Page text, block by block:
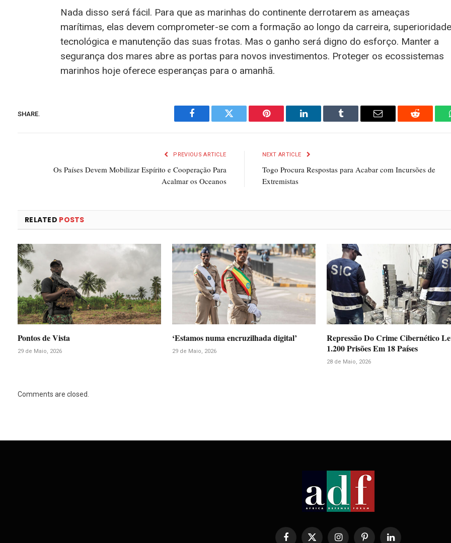
Nada disso será fácil. Para que as marinhas do continente derrotarem as ameaças
marítimas, elas devem comprometer-se com a formação ao longo da carreira, superioridade
tecnológica e manutenção das suas frotas. Mas o ganho será digno do esforço. Manter a
segurança dos mares abre as portas para novos investimentos. Proteger os ecossistemas
marinhos hoje oferece esperanças para o amanhã.
SHARE.
Facebook Twitter Pinterest LinkedIn Tumblr Email Reddit
PREVIOUS ARTICLE
Os Países Devem Mobilizar Espírito e Cooperação Para
Acalmar os Oceanos
NEXT ARTICLE
Togo Procura Respostas para Acabar com Incursões de
Extremistas
RELATED POSTS
Pontos de Vista
29 de Maio, 2026
‘Estamos numa encruzilhada digital’
29 de Maio, 2026
Repressão Do Crime Cibernético
1.200 Prisões Em 18 Países
28 de Maio, 2026
Comments are closed.